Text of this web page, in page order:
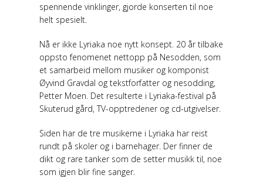
spennende vinklinger, gjorde konserten til noe
helt spesielt.
Nå er ikke Lyriaka noe nytt konsept. 20 år tilbake
oppsto fenomenet nettopp på Nesodden, som
et samarbeid mellom musiker og komponist
Øyvind Gravdal og tekstforfatter og nesodding,
Petter Moen. Det resulterte i Lyriaka-festival på
Skuterud gård, TV-opptredener og cd-utgivelser.
Siden har de tre musikerne i Lyriaka har reist
rundt på skoler og i barnehager. Der finner de
dikt og rare tanker som de setter musikk til, noe
som igjen blir fine sanger.